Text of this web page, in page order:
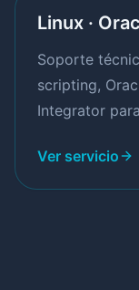
Linux ·
Soporte
scripting,
Integrator
Ver servicio